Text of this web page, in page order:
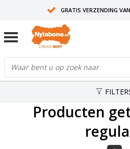
GRATIS VERZENDING
Producten